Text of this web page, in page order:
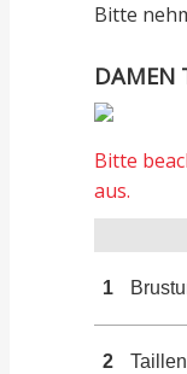
Bitte
DAMEN
Bitte
aus.
1
2